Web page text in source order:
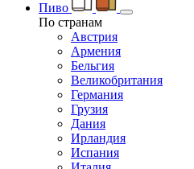
Пиво
По странам
Австрия
Армения
Бельгия
Великобритания
Германия
Грузия
Дания
Ирландия
Испания